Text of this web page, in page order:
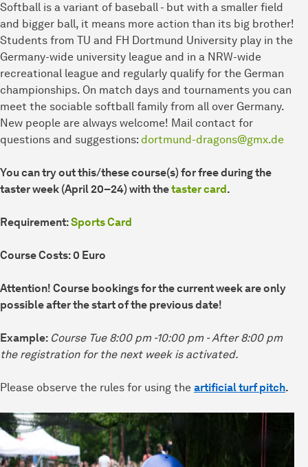
Softball is a variant of baseball - but with a smaller field
and bigger ball, it means more action than its big brother!
Students from TU and FH Dortmund University play in the
Germany-wide university league and in a NRW-wide
recreational league and regularly qualify for the German
championships. On match days and tournaments you can
meet the sociable softball family from all over Germany.
New people are always welcome! Mail contact for
questions and suggestions: dortmund-dragons@gmx.de
You can try out this/these course(s) for free during the
taster week (April 20–24) with thetaster card.
Requirement:Sports Card
Course Costs: 0 Euro
Attention! Course bookings for the current week are only
possible after the start of the previous date!
Example: Course Tue 8:00 pm -10:00 pm - After 8:00 pm
the registration for the next week is activated.
Please observe the rules for using the artificial turf pitch.